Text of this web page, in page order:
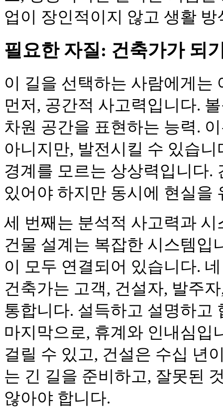
업이 장인적이지 않고 생활
필요한 자질: 건축가가 되
이 길을 선택하는 사람에게는
먼저, 공간적 사고력입니다.
차원 공간을 표현하는 능력.
아니지만, 발전시킬 수 있습
경계를 모르는 상상력입니다.
있어야 하지만 동시에 현실을
세 번째는 분석적 사고력과
건물 설계는 복잡한 시스템입
이 모두 연결되어 있습니다.
건축가는 고객, 건설자, 발주
통합니다. 설득하고 설명하고
마지막으로, 휴계와 인내심입
걸릴 수 있고, 건설은 수십 년
는 긴 길을 준비하고, 잘못된
않아야 합니다.